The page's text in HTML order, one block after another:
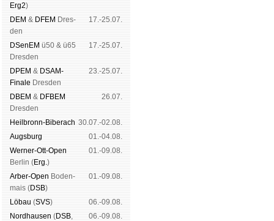
Erg2)
DEM & DFEM Dres­
den
17.-25.07.
DSenEM ü50 & ü65
Dres­den
17.-25.07.
DPEM & DSAM-
Finale Dres­den
23.-25.07.
DBEM & DFBEM
Dres­den
26.07.
Heil­bronn-Bi­ber­ach 30.07.-02.08.
Augs­burg
01.-04.08.
Werner-Ott-Open
Ber­lin (Erg.)
01.-09.08.
Arber-Open Boden­
mais (DSB)
01.-09.08.
Lö­bau (SVS)
06.-09.08.
Nord­hau­sen (DSB,
06.-09.08.